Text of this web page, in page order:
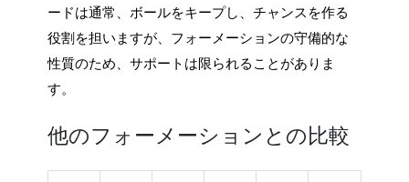
ードは通常、ボールをキープし、チャンスを作る
役割を担いますが、フォーメーションの守備的な
性質のため、サポートは限られることがありま
す。
他のフォーメーションとの比較